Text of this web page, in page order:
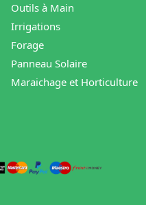
Outils à Main
Irrigations
Forage
Panneau Solaire
Maraichage et Horticulture